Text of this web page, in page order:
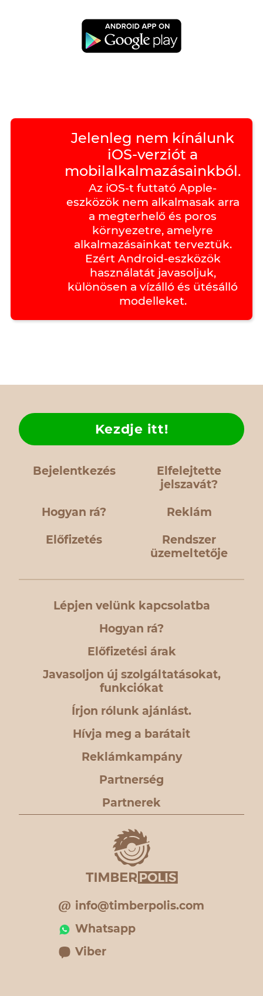
Jelenleg nem kínálunk
iOS-verziót a
mobilalkalmazásainkból.
Az iOS-t futtató Apple-
eszközök nem alkalmasak arra
a megterhelő és poros
környezetre, amelyre
alkalmazásainkat terveztük.
Ezért Android-eszközök
használatát javasoljuk,
különösen a vízálló és ütésálló
modelleket.
Bejelentkezés
Elfelejtette
jelszavát?
Hogyan rá?
Kezdje itt!
Reklám
Előfizetés
Rendszer
üzemeltetője
Lépjen velünk kapcsolatba
Hogyan rá?
Előfizetési árak
Javasoljon új szolgáltatásokat,
funkciókat
Írjon rólunk ajánlást.
Hívja meg a barátait
Reklámkampány
Partnerség
Partnerek
info@timberpolis.com
Whatsapp
Viber